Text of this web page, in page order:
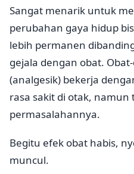
Sangat menarik untuk
perubahan gaya hidup
lebih permanen
gejala dengan obat.
(analgesik) bekerja
rasa sakit di otak,
permasalahannya.
Begitu efek obat habis,
muncul.